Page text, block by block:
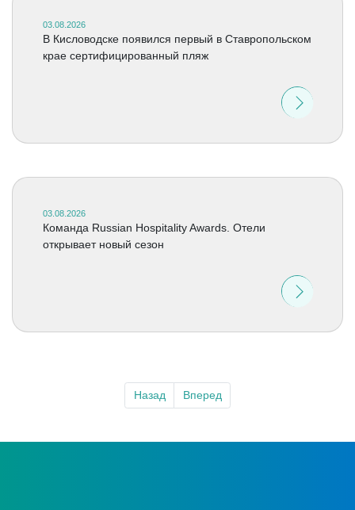
03.08.2026
В Кисловодске появился первый в Ставропольском
крае сертифицированный пляж
03.08.2026
Команда Russian Hospitality Awards. Отели
открывает новый сезон
Назад Вперед